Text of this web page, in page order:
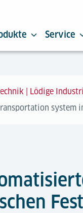
Service
| Lödige
system